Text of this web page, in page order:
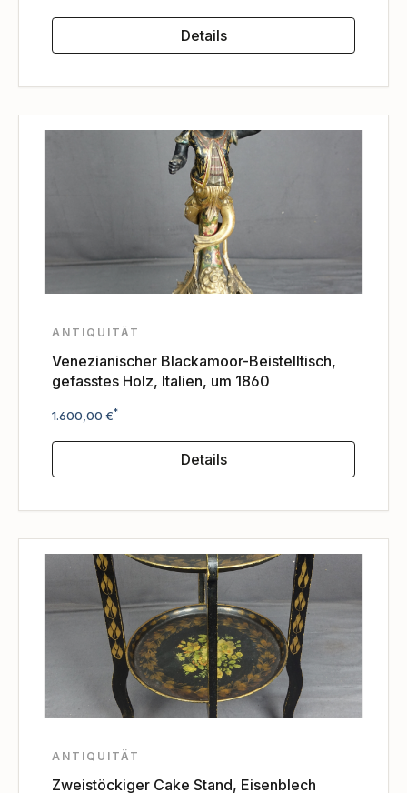
Details
ANTIQUITÄT
Venezianischer Blackamoor-Beistelltisch,
gefasstes Holz, Italien, um 1860
Regulärer Preis:
1.600,00 €*
Details
ANTIQUITÄT
Zweistöckiger Cake Stand, Eisenblech